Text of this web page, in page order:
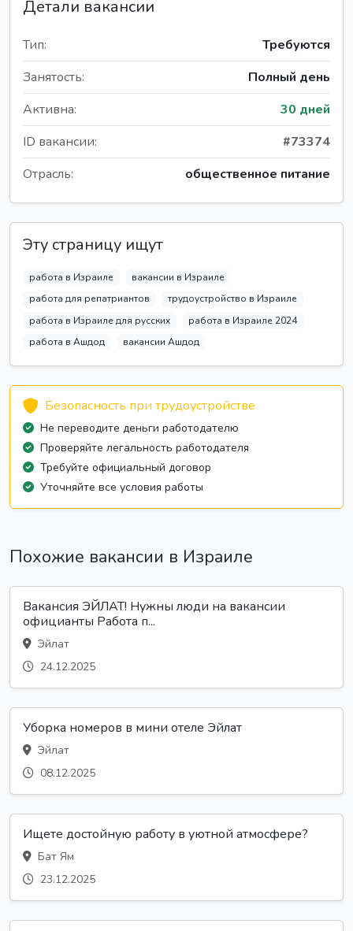
Детали вакансии
Тип:
Требуются
Занятость:
Полный день
Активна:
30 дней
ID вакансии:
#73374
Отрасль:
общественное питание
Эту страницу ищут
работа в Израиле
вакансии в Израиле
работа для репатриантов
трудоустройство в Израиле
работа в Израиле для русских
работа в Израиле 2024
работа в Ашдод
вакансии Ашдод
Безопасность при трудоустройстве
Не переводите деньги работодателю
Проверяйте легальность работодателя
Требуйте официальный договор
Уточняйте все условия работы
Похожие вакансии в Израиле
Вакансия ЭЙЛАТ! Нужны люди на вакансии
официанты Работа п...
Эйлат
24.12.2025
Уборка номеров в мини отеле Эйлат
Эйлат
08.12.2025
Ищете достойную работу в уютной атмосфере?
Бат Ям
23.12.2025